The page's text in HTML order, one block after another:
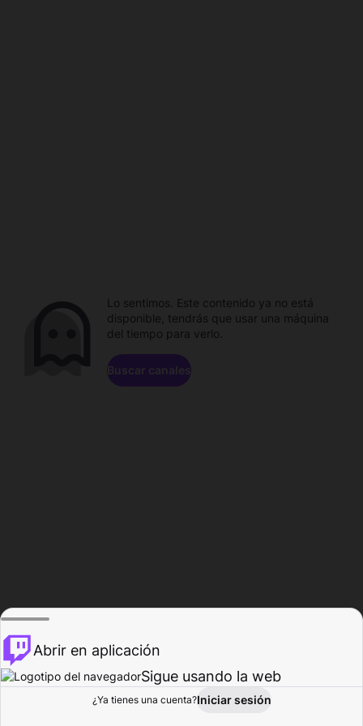
Explorar Actividad
Lo sentimos. Este contenido ya no está
disponible, tendrás que usar una máquina
del tiempo para verlo.
Buscar canales
Abrir en aplicación
Sigue usando la web
¿Ya tienes una cuenta?Iniciar sesión